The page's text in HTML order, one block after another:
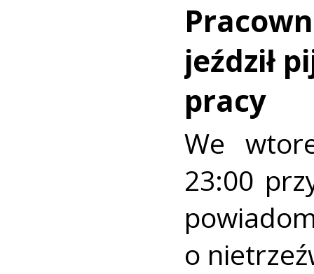
jeździł
pracy
We
23:00
o